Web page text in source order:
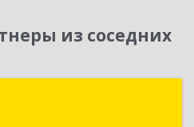
из соседних